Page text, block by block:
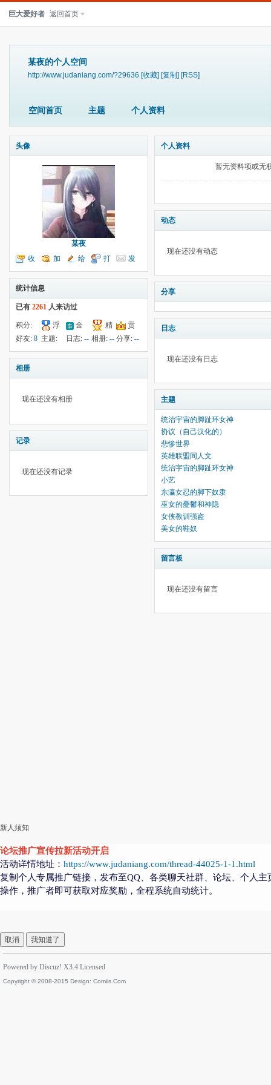
巨大爱好者 返回首页
某夜的个人空间
http://www.judaniang.com/?29636 [收藏] [复制] [RSS]
空间首页 主题 个人资料
头像
某夜
收
听TA
加
为好友
给
我留言
打
个招呼
发
送消息
统计信息
已有 2261 人来访过
积分:
113
浮
云:
金
钱:50
精
华:--
贡
献:--
好友: 8 主题:
37
日志:-- 相册: -- 分享:--
相册
现在还没有相册
记录
现在还没有记录
个人资料
暂无资料项或无
动态
现在还没有动态
分享
日志
现在还没有日志
主题
统治宇宙的脚趾环女神
协议（自己汉化的）
悲惨世界
英雄联盟同人文
统治宇宙的脚趾环女神
小艺
东瀛女忍的脚下奴隶
巫女的憂鬱和神隐
女侠教训强盗
美女的鞋奴
留言板
现在还没有留言
新人须知
论坛推广宣传拉新活动开启
活动详情地址： https://www.judaniang.com/thread-44025-1-1.html
复制个人专属推广链接，发布至QQ、各类聊天社群、论坛、个人
操作，推广者即可获取对应奖励，全程系统自动统计。
取消 我知道了
Powered by Discuz! X3.4 Licensed
Copyright © 2008-2015 Design: Comiis.Com